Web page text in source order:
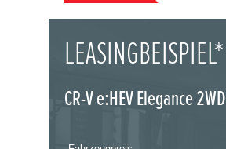
LEASINGBEISPIEL*
CR-V e:HEV Elegance 2WD